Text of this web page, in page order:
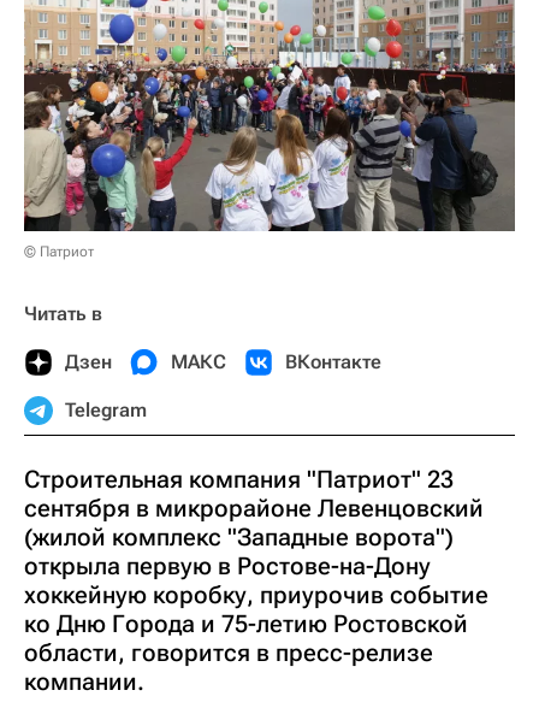
© Патриот
Читать в
Дзен МАКС ВКонтакте
Telegram
Строительная компания "Патриот" 23
сентября в микрорайоне Левенцовский
(жилой комплекс "Западные ворота")
открыла первую в Ростове-на-Дону
хоккейную коробку, приурочив событие
ко Дню Города и 75-летию Ростовской
области, говорится в пресс-релизе
компании.